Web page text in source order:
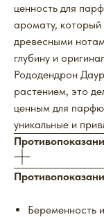
ценность для
аромату,
древесными
глубину и
Рододендрон
растением, это
ценным для
уникальные и
Беременность